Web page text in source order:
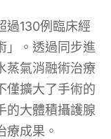
過130例臨床經
」。透過同步進
蒸氣消融術治療
僅擴大了手術的
的大體積攝護腺
療成果。